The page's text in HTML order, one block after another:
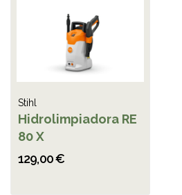
Stihl
Hidrolimpiadora RE
80 X
129,00 €